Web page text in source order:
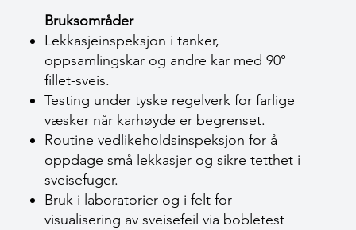
Bruksområder
Lekkasjeinspeksjon i tanker,
oppsamlingskar og andre kar med 90°
fillet-sveis.
Testing under tyske regelverk for farlige
væsker når karhøyde er begrenset.
Routine vedlikeholdsinspeksjon for å
oppdage små lekkasjer og sikre tetthet i
sveisefuger.
Bruk i laboratorier og i felt for
visualisering av sveisefeil via bobletest